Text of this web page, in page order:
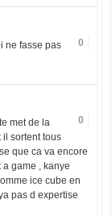
0
ne fasse pas
0
met de la
il sortent tous
que ca va encore
game , kanye
ice cube en
pas d expertise